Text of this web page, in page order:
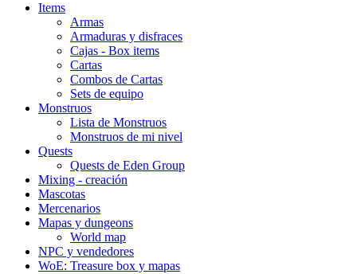
Items
Armas
Armaduras y disfraces
Cajas - Box items
Cartas
Combos de Cartas
Sets de equipo
Monstruos
Lista de Monstruos
Monstruos de mi nivel
Quests
Quests de Eden Group
Mixing - creación
Mascotas
Mercenarios
Mapas y dungeons
World map
NPC y vendedores
WoE: Treasure box y mapas